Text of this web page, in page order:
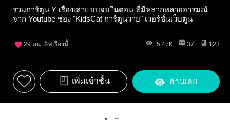
รวมการ์ตูน Y เรื่องเล่าแบบจบในตอน ที่มีหลากหลายอารมณ์
จาก Youtube ช่อง "KidsCat การ์ตูนวาย" เวอร์ชั่นเว็บตูน
29 คน เลิฟเรื่องนี้ 5.47K 37 123
เพิ่มเข้าชั้น อ่านเลย